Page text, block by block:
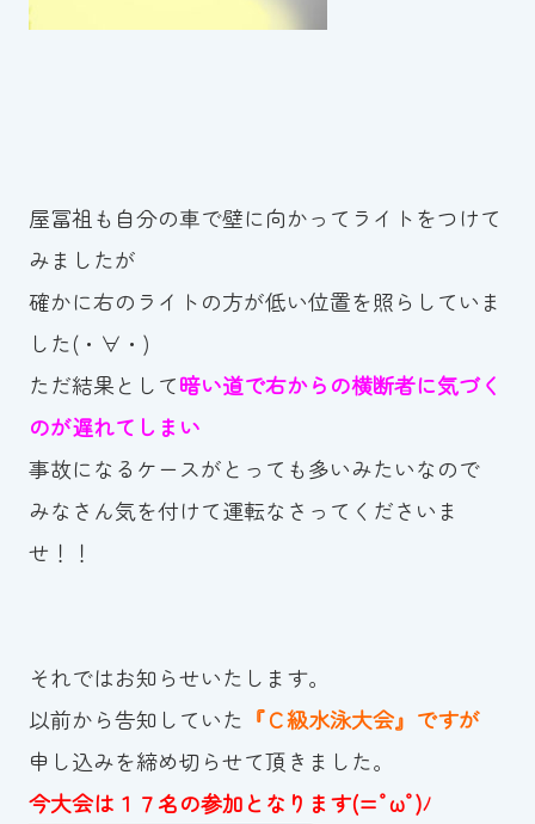
屋冨祖も自分の車で壁に向かってライトをつけて
みましたが
確かに右のライトの方が低い位置を照らしていま
した(・∀・)
ただ結果として暗い道で右からの横断者に気づく
のが遅れてしまい
事故になるケースがとっても多いみたいなので
みなさん気を付けて運転なさってくださいま
せ！！
それではお知らせいたします。
以前から告知していた 『Ｃ級水泳大会』ですが
申し込みを締め切らせて頂きました。
今大会は１７名の参加となります(=ﾟωﾟ)ﾉ